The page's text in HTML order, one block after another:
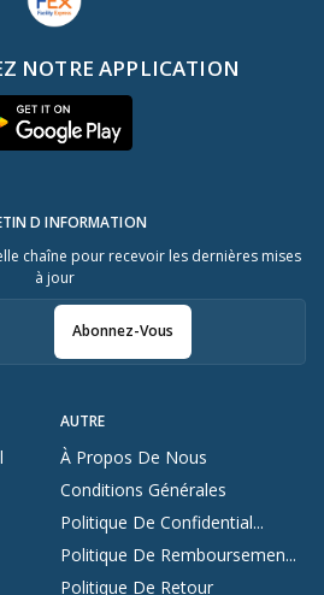
NOTRE APPLICATION
AUTRE
À Propos De Nous
Conditions Générales
Politique De Confidential...
Politique De Remboursemen...
Politique De Retour
D INFORMATION
chaîne pour recevoir les dernières mises
à jour
Abonnez-Vous